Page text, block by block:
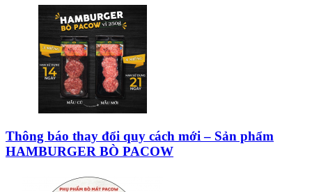
Thông báo thay đổi quy cách mới – Sản phẩm
HAMBURGER BÒ PACOW